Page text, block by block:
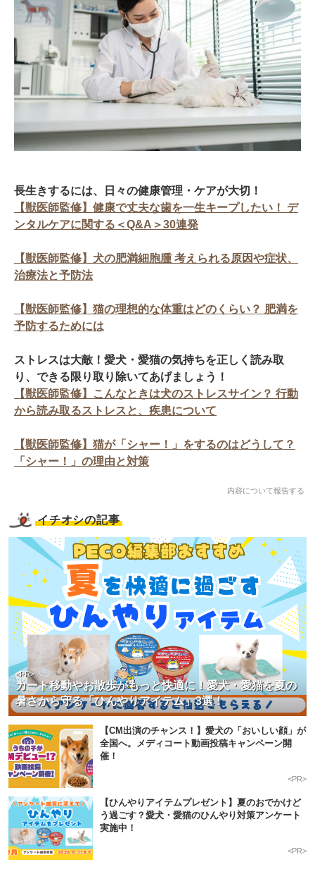
長生きするには、日々の健康管理・ケアが大切！
【獣医師監修】健康で丈夫な歯を一生キープしたい！ デ
ンタルケアに関する＜Q&A＞30連発
【獣医師監修】犬の肥満細胞腫 考えられる原因や症状、
治療法と予防法
【獣医師監修】猫の理想的な体重はどのくらい？ 肥満を
予防するためには
ストレスは大敵！愛犬・愛猫の気持ちを正しく読み取
り、できる限り取り除いてあげましょう！
【獣医師監修】こんなときは犬のストレスサイン？ 行動
から読み取るストレスと、疾患について
【獣医師監修】猫が「シャー！」をするのはどうして？
「シャー！」の理由と対策
内容について報告する
イチオシの記事
カート移動やお散歩がもっと快適に！愛犬・愛猫を夏の
暑さから守る「ひんやりアイテム」3選！
<PR>
【CM出演のチャンス！】愛犬の「おいしい顔」が
全国へ。メディコート動画投稿キャンペーン開
催！
<PR>
【ひんやりアイテムプレゼント】夏のおでかけど
う過ごす？愛犬・愛猫のひんやり対策アンケート
実施中！
<PR>